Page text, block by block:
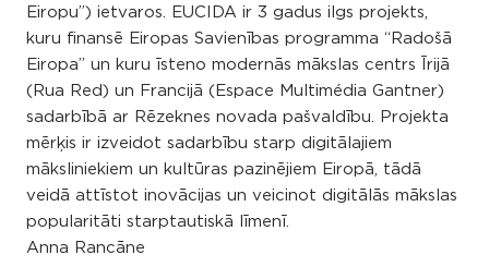
Eiropu”) ietvaros. EUCIDA ir 3 gadus ilgs projekts,
kuru finansē Eiropas Savienības programma “Radošā
Eiropa” un kuru īsteno modernās mākslas centrs Īrijā
(Rua Red) un Francijā (Espace Multimédia Gantner)
sadarbībā ar Rēzeknes novada pašvaldību. Projekta
mērķis ir izveidot sadarbību starp digitālajiem
māksliniekiem un kultūras pazinējiem Eiropā, tādā
veidā attīstot inovācijas un veicinot digitālās mākslas
popularitāti starptautiskā līmenī.
Anna Rancāne